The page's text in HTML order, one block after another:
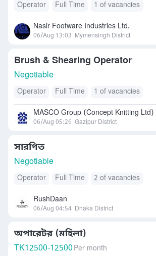
Operator Full Time 1 of vacancies
Nasir Footware Industries Ltd.
06/Aug 13:03 Mymensingh District
Brush & Shearing Operator
Negotiable
Operator Full Time 1 of vacancies
MASCO Group (Concept Knitting Ltd)
06/Aug 05:26 Gazipur District
সারগিত
Negotiable
Operator Full Time 2 of vacancies
RushDaan
06/Aug 04:54 Dhaka District
অপারেটর (মহিলা)
TK12500-12500 Per month